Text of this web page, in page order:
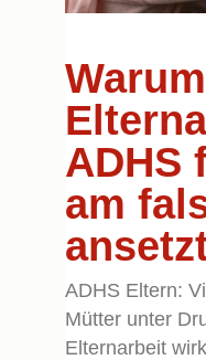
Warum
ADHS
am
ADHS Eltern:
Mütter unter
Elternarbeit